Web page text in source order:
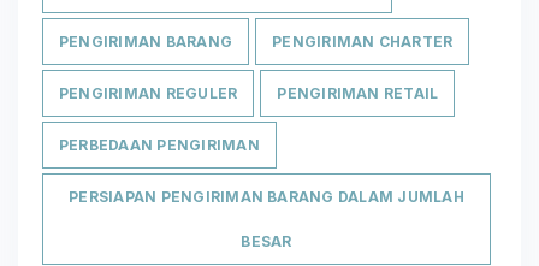
PENGIRIMAN BARANG PENGIRIMAN CHARTER
PENGIRIMAN REGULER PENGIRIMAN RETAIL
PERBEDAAN PENGIRIMAN
PERSIAPAN PENGIRIMAN BARANG DALAM JUMLAH
BESAR